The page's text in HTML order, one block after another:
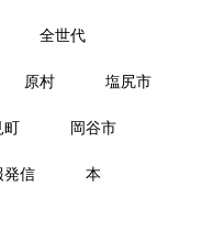
全世代
原村 塩尻市
町 岡谷市
発信 本